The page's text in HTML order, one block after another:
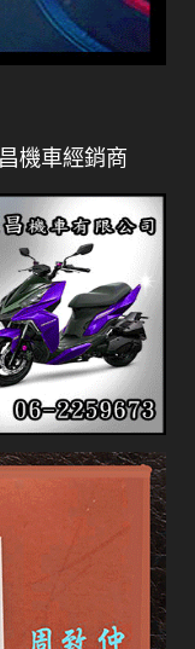
機車經銷商